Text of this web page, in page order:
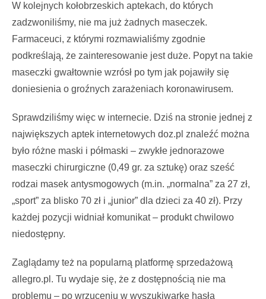
W kolejnych kołobrzeskich aptekach, do których
zadzwoniliśmy, nie ma już żadnych maseczek.
Farmaceuci, z którymi rozmawialiśmy zgodnie
podkreślają, że zainteresowanie jest duże. Popyt na takie
maseczki gwałtownie wzrósł po tym jak pojawiły się
doniesienia o groźnych zarażeniach koronawirusem.
Sprawdziliśmy więc w internecie. Dziś na stronie jednej z
największych aptek internetowych doz.pl znaleźć można
było różne maski i półmaski – zwykłe jednorazowe
maseczki chirurgiczne (0,49 gr. za sztukę) oraz sześć
rodzai masek antysmogowych (m.in. „normalna” za 27 zł,
„sport” za blisko 70 zł i „junior” dla dzieci za 40 zł). Przy
każdej pozycji widniał komunikat – produkt chwilowo
niedostępny.
Zaglądamy też na popularną platformę sprzedażową
allegro.pl. Tu wydaje się, że z dostępnością nie ma
problemu – po wrzuceniu w wyszukiwarkę hasła